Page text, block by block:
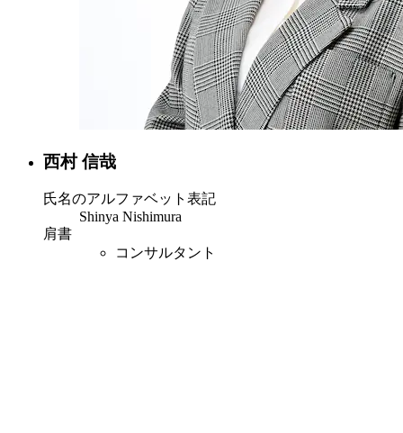
西村 信哉
氏名のアルファベット表記
Shinya Nishimura
肩書
コンサルタント